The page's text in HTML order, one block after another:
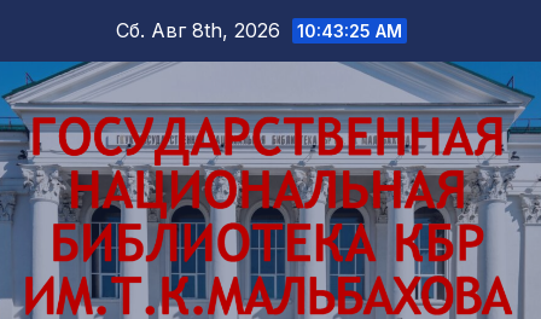
содержимому
Сб. Авг 8th, 2026 10:43:27 AM